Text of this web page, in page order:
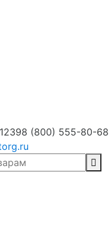
8 (800) 555-80-68